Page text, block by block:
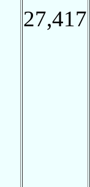
27,417